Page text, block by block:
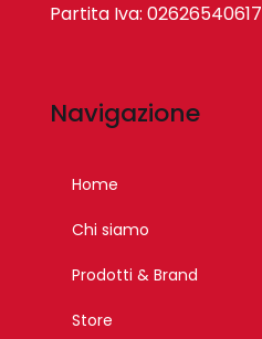
Partita Iva: 02626540617
Navigazione
Home
Chi siamo
Prodotti & Brand
Store